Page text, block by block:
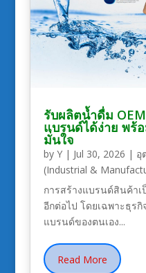
รับผลิตน้ำดื่ม
แบรนด์ได้ง่าย พร้
มั่นใจ
by Y| Jul 30, 2026 | อุ
(Industrial &
การสร้างแบรนด์สินค้าเ
อีกต่อไป โดยเฉพาะธุร
แบรนด์ของตนเอง...
Read More